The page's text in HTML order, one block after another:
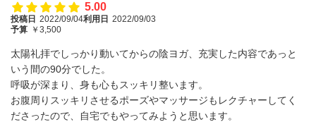
5.00
投稿日 2022/09/04利用日 2022/09/03
予算 ￥3,500
太陽礼拝でしっかり動いてからの陰ヨガ、充実した内容であっと
いう間の90分でした。
呼吸が深まり、身も心もスッキリ整います。
お腹周りスッキリさせるポーズやマッサージもレクチャーしてく
ださったので、自宅でもやってみようと思います。